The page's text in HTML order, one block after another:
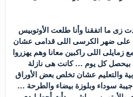
ما اتفقنا وأنا طلعت الأوتوبيس
على ضهر الكرسى اللى قدامى عشان
اللى راكبين معانا وهم يهزروا
كل يوم … كانت هى نازلة
والتعليم عشان تخلص بعض الأوراق
سوداء وبلوزة بيضاء والطرحة …